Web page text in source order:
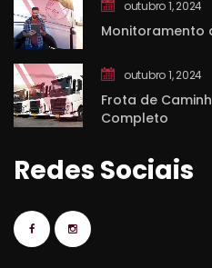
outubro 1, 2024
Monitoramento
outubro 1, 2024
Frota de
Completo
Redes Sociai